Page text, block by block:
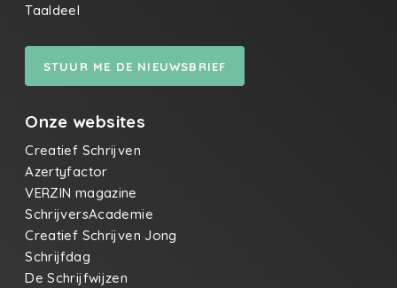
Taaldeel
STUUR ME DE NIEUWSBRIEF
Onze websites
Creatief Schrijven
Azertyfactor
VERZIN magazine
SchrijversAcademie
Creatief Schrijven Jong
Schrijfdag
De Schrijfwijzen